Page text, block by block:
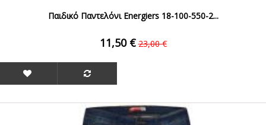
Παιδικό Παντελόνι Energiers 18-100-550-2...
11,50 € 23,00 €